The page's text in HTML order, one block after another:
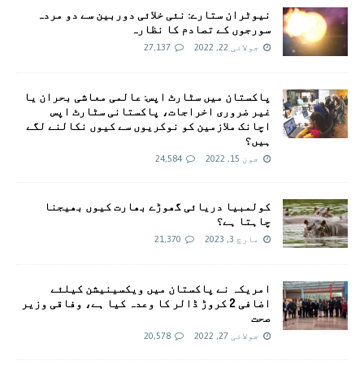
نیوٹران ستارے: نئی خلائی دوربین سے دو مردہ
سورجوں کے تصادم کا نظارہ
جولائی 22, 2022 27,137
پاکستان میں سٹارٹ اپس: عالمی معاشی بحران یا
غیر ضروری اخراجات، پاکستانی سٹارٹ اپس
اچانک ملازمین کو نوکریوں سے کیوں نکالنے لگے
ہیں؟
جون 15, 2022 24,584
کولمبیا دریائی گھوڑے بھارت کیوں بھیجنا
چاہتا ہے؟
مارچ 3, 2023 21,370
امريکہ نے پاکستان میں ویکسینیشن کیلئے
اضافی 2 کروڑ ڈالر کا وعدہ کیا ہے، وفاقی وزیر
صحت
جولائی 27, 2022 20,578